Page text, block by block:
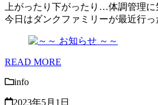
上がったり下がったり…体調管理
今日はダンクファミリーが最近行
READ MORE
info
2023年5月1日